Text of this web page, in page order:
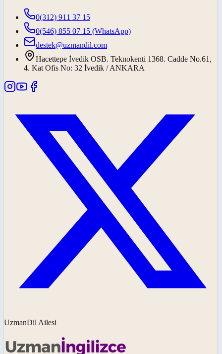
0(312) 911 37 15
0(546) 855 07 15 (WhatsApp)
destek@uzmandil.com
Hacettepe İvedik OSB. Teknokenti 1368. Cadde No.61,
4. Kat Ofis No: 32 İvedik / ANKARA
UzmanDil Ailesi